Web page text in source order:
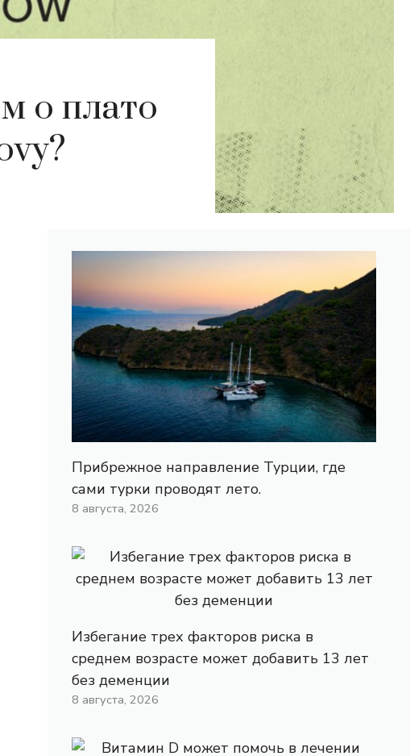
о плато
Прибрежное направление Турции, где
сами турки проводят лето.
8 августа, 2026
Избегание трех факторов риска в
среднем возрасте может добавить 13 лет
без деменции
8 августа, 2026